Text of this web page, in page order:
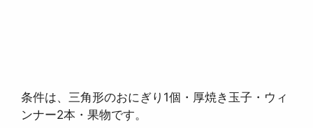
条件は、三角形のおにぎり1個・厚焼き玉子・ウィ
ンナー2本・果物です。